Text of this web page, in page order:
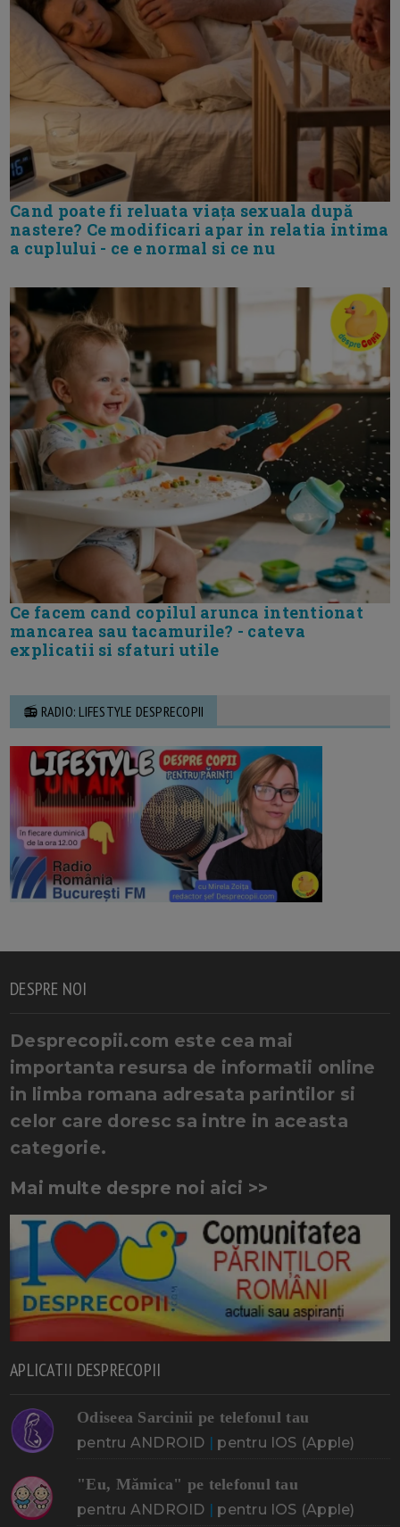
Cand poate fi reluata viața sexuala după
nastere? Ce modificari apar in relatia intima
a cuplului - ce e normal si ce nu
Ce facem cand copilul arunca intentionat
mancarea sau tacamurile? - cateva
explicatii si sfaturi utile
📻 RADIO: LIFESTYLE DESPRECOPII
DESPRE NOI
Desprecopii.com este cea mai
importanta resursa de informatii online
in limba romana adresata parintilor si
celor care doresc sa intre in aceasta
categorie.
Mai multe despre noi aici >>
APLICATII DESPRECOPII
Odiseea Sarcinii pe telefonul tau
pentru ANDROID | pentru IOS (Apple)
"Eu, Mămica" pe telefonul tau
pentru ANDROID | pentru IOS (Apple)